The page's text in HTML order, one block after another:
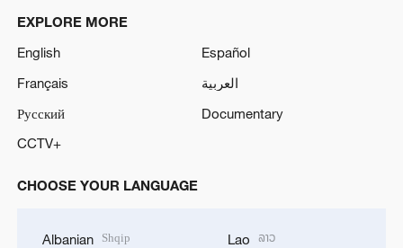
EXPLORE MORE
English
Español
Français
العربية
Русский
Documentary
CCTV+
CHOOSE YOUR LANGUAGE
Albanian Shqip Lao ລາວ